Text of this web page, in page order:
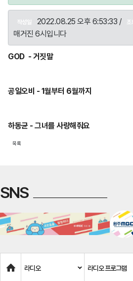
작성일 2022.08.25 오후 6:53:33 / 조
매거진 6시입니다
GOD - 거짓말
공일오비 - 1월부터 6월까지
하동균 - 그녀를 사랑해줘요
목록
SNS
Home
라디오 라디오 프로그램